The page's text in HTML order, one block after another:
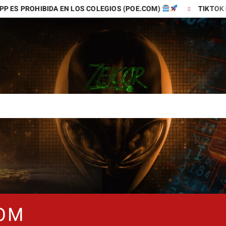
LOS COLEGIOS (POE.COM) TIKTOK ES LA MEJOR